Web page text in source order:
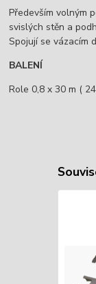
Především volným
svislých stěn a
Spojují se vázacím
BALENÍ
Role 0,8 x 30 m (